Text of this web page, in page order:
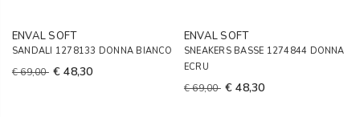
ENVAL SOFT
SANDALI 1278133 DONNA BIANCO
€ 69,00 € 48,30
ENVAL SOFT
SNEAKERS BASSE 1274844 DONNA
ECRU
€ 69,00 € 48,30